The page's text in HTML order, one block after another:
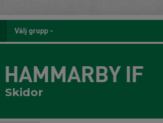
Välj grupp
HAMMARBY IF
Skidor